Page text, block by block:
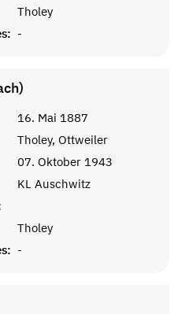
Tholey
-
16. Mai 1887
Tholey, Ottweiler
07. Oktober 1943
KL Auschwitz
Tholey
-